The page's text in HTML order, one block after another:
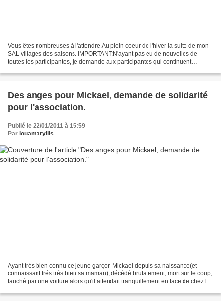
Vous êtes nombreuses à l'attendre.Au plein coeur de l'hiver la suite de mon
SAL villages des saisons. IMPORTANT:N'ayant pas eu de nouvelles de
toutes les participantes, je demande aux participantes qui continuent
Des anges pour Mickael, demande de solidarité
pour l'association.
Publié le 22/01/2011 à 15:59
Par louamaryllis
Ayant trés bien connu ce jeune garçon Mickael depuis sa naissance(et
connaissant trés trés bien sa maman), décédé brutalement, mort sur le coup,
fauché par une voiture alors qu'il attendait tranquillement en face de chez lui